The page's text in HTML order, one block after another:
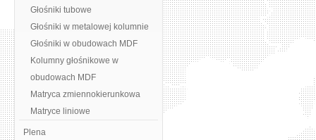
Głośniki tubowe
Głośniki w metalowej kolumnie
Głośniki w obudowach MDF
Kolumny głośnikowe w
obudowach MDF
Matryca zmiennokierunkowa
Matryce liniowe
Plena